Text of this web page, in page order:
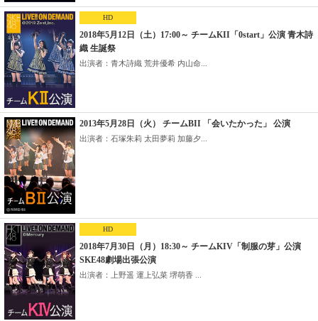
HD
2018年5月12日（土）17:00～ チームKII「0start」公演 青木詩
織 生誕祭
出演者：青木詩織 荒井優希 内山命...
2013年5月28日（火） チームBII 「会いたかった」 公演
出演者：石塚朱莉 太田夢莉 加藤夕...
HD
2018年7月30日（月）18:30～ チームKIV「制服の芽」公演
SKE48劇場出張公演
出演者：上野遥 運上弘菜 堺萌香 ...